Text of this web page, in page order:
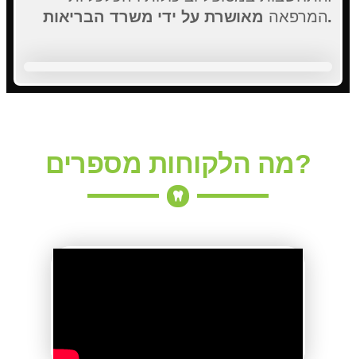
המרפאהמאושרת על ידי משרד הבריאות.
מה הלקוחות מספרים?